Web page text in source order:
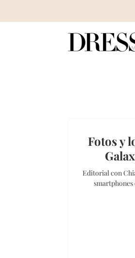
Fotos y
Editorial con
smartphones